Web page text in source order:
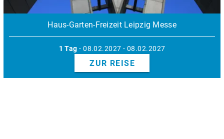
Haus-Garten-Freizeit Leipzig Messe
1 Tag - 08.02.2027 - 08.02.2027
ZUR REISE